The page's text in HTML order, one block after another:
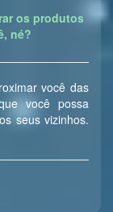
os produtos
né?
você das
você possa
seus vizinhos.